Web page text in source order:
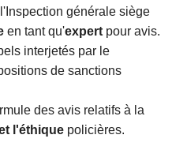
générale siège
en tant qu'expert pour avis.
interjetés par le
de sanctions
des avis relatifs à la
l'éthique policières.